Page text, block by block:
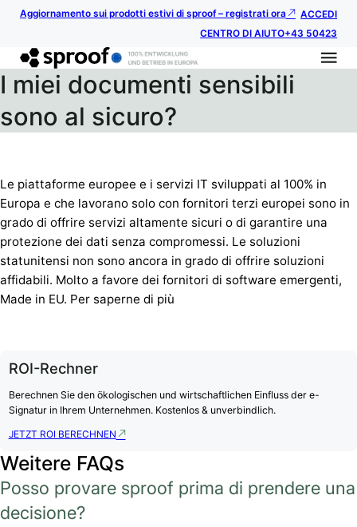
Aggiornamento sui prodotti estivi di sproof – registrati ora
ACCEDI
CENTRO DI AIUTO+43 50423
I miei documenti sensibili
sono al sicuro?
Le piattaforme europee e i servizi IT sviluppati al 100% in
Europa e che lavorano solo con fornitori terzi europei sono in
grado di offrire servizi altamente sicuri o di garantire una
protezione dei dati senza compromessi. Le soluzioni
statunitensi non sono ancora in grado di offrire soluzioni
affidabili. Molto a favore dei fornitori di software emergenti,
Made in EU. Per saperne di più
ROI-Rechner
Berechnen Sie den ökologischen und wirtschaftlichen Einfluss der e-
Signatur in Ihrem Unternehmen. Kostenlos & unverbindlich.
JETZT ROI BERECHNEN
Weitere FAQs
Posso provare sproof prima di prendere una
decisione?